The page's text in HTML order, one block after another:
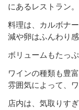
にあるレストラン。
料理は、カルボナ
減や卵はふんわり感
ボリュームもたっ
ワインの種類も豊
雰囲気によって、
店内は、気取りす